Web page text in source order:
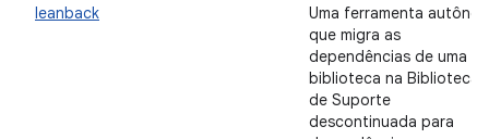
leanback
Uma ferramenta
que migra as
dependências de uma
biblioteca na Biblioteca
de Suporte
descontinuada para